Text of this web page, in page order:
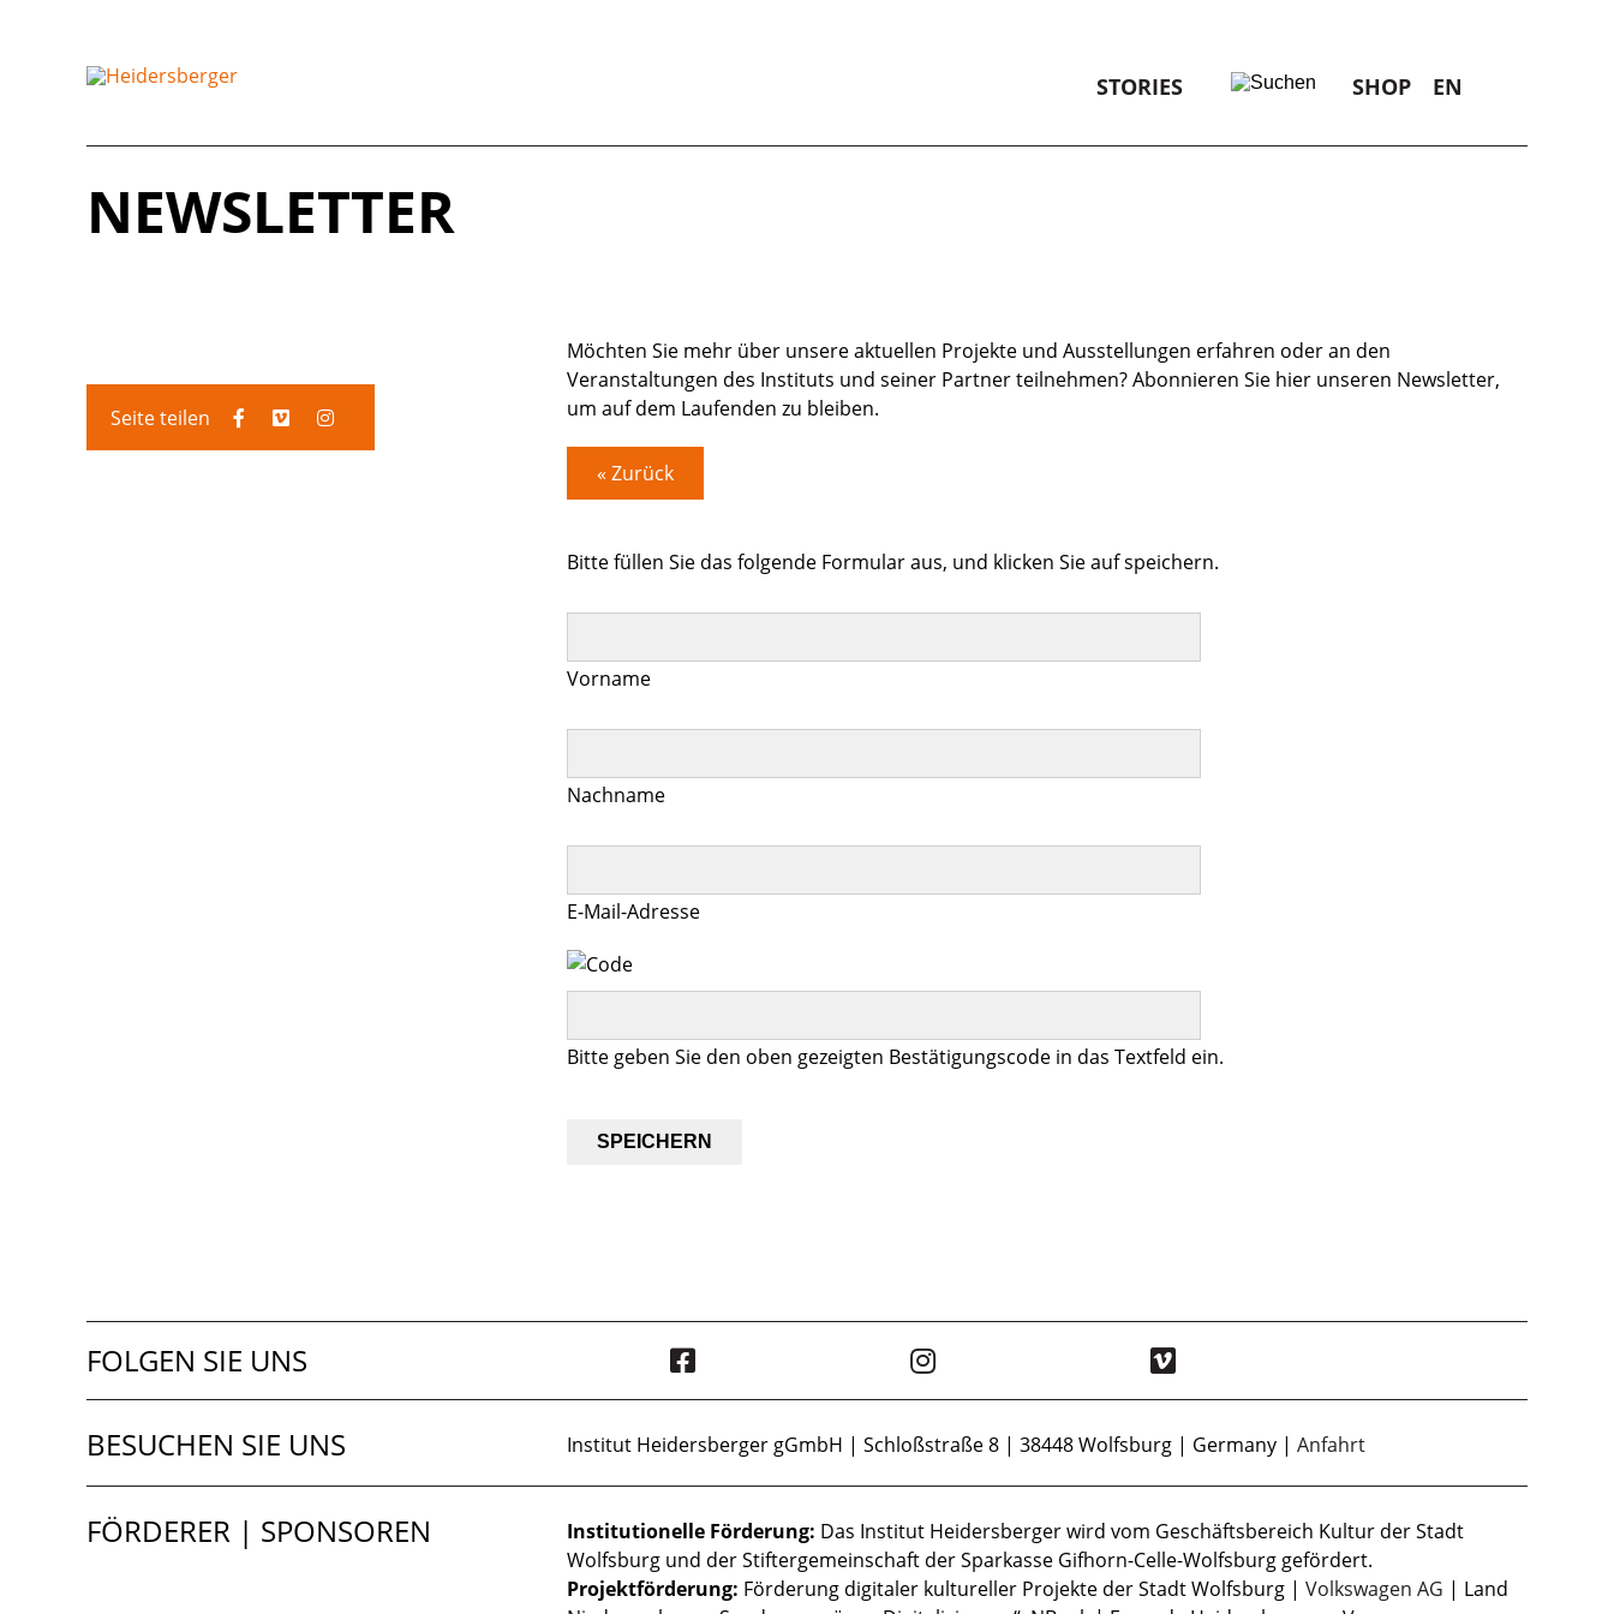
STORIES SHOP ENGLISCH
MENÜ
NEWSLETTER
Seite teilen
« Zurück
Möchten Sie mehr über unsere aktuellen Projekte und Ausstellungen erfahren oder an den
Veranstaltungen des Instituts und seiner Partner teilnehmen? Abonnieren Sie hier unseren Newsletter,
um auf dem Laufenden zu bleiben.
Bitte füllen Sie das folgende Formular aus, und klicken Sie auf speichern.
Vorname
Nachname
E-Mail-Adresse
Bitte geben Sie den oben gezeigten Bestätigungscode in das Textfeld ein.
FOLGEN SIE UNS
BESUCHEN SIE UNS Institut Heidersberger gGmbH | Schloßstraße 8 | 38448 Wolfsburg | Germany | Anfahrt
FÖRDERER | SPONSOREN Institutionelle Förderung: Das Institut Heidersberger wird vom Geschäftsbereich Kultur der Stadt
Wolfsburg und der Stiftergemeinschaft der Sparkasse Gifhorn-Celle-Wolfsburg gefördert.
Projektförderung: Förderung digitaler kultureller Projekte der Stadt Wolfsburg | Volkswagen AG | Land